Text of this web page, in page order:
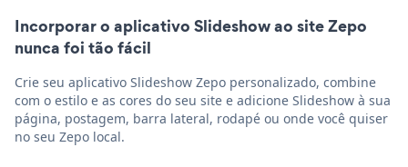
Incorporar o aplicativo Slideshow ao site Zepo
nunca foi tão fácil
Crie seu aplicativo Slideshow Zepo personalizado, combine
com o estilo e as cores do seu site e adicione Slideshow à sua
página, postagem, barra lateral, rodapé ou onde você quiser
no seu Zepo local.